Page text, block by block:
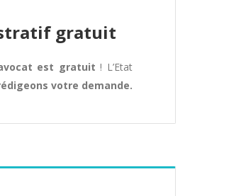
gratuit
est gratuit ! L’Etat
votre demande.